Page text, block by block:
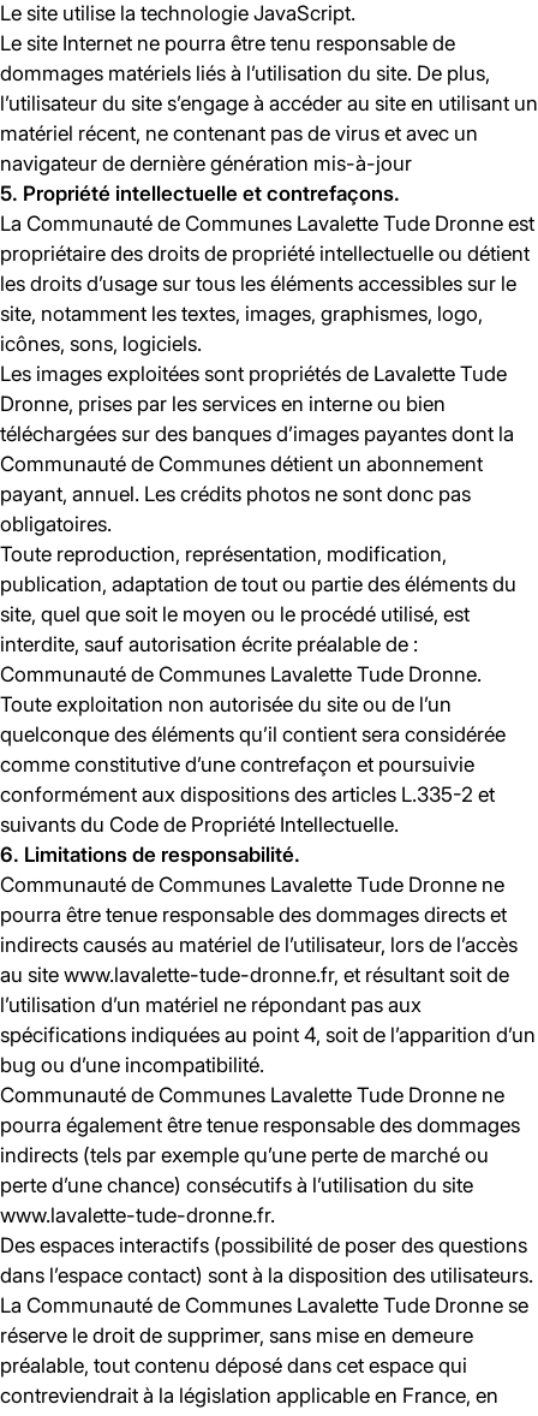
Le site utilise la technologie JavaScript.
Le site Internet ne pourra être tenu responsable de
dommages matériels liés à l’utilisation du site. De plus,
l’utilisateur du site s’engage à accéder au site en utilisant un
matériel récent, ne contenant pas de virus et avec un
navigateur de dernière génération mis-à-jour
5. Propriété intellectuelle et contrefaçons.
La Communauté de Communes Lavalette Tude Dronne est
propriétaire des droits de propriété intellectuelle ou détient
les droits d’usage sur tous les éléments accessibles sur le
site, notamment les textes, images, graphismes, logo,
icônes, sons, logiciels.
Les images exploitées sont propriétés de Lavalette Tude
Dronne, prises par les services en interne ou bien
téléchargées sur des banques d’images payantes dont la
Communauté de Communes détient un abonnement
payant, annuel. Les crédits photos ne sont donc pas
obligatoires.
Toute reproduction, représentation, modification,
publication, adaptation de tout ou partie des éléments du
site, quel que soit le moyen ou le procédé utilisé, est
interdite, sauf autorisation écrite préalable de :
Communauté de Communes Lavalette Tude Dronne.
Toute exploitation non autorisée du site ou de l’un
quelconque des éléments qu’il contient sera considérée
comme constitutive d’une contrefaçon et poursuivie
conformément aux dispositions des articles L.335-2 et
suivants du Code de Propriété Intellectuelle.
6. Limitations de responsabilité.
Communauté de Communes Lavalette Tude Dronne ne
pourra être tenue responsable des dommages directs et
indirects causés au matériel de l’utilisateur, lors de l’accès
au site www.lavalette-tude-dronne.fr, et résultant soit de
l’utilisation d’un matériel ne répondant pas aux
spécifications indiquées au point 4, soit de l’apparition d’un
bug ou d’une incompatibilité.
Communauté de Communes Lavalette Tude Dronne ne
pourra également être tenue responsable des dommages
indirects (tels par exemple qu’une perte de marché ou
perte d’une chance) consécutifs à l’utilisation du site
www.lavalette-tude-dronne.fr.
Des espaces interactifs (possibilité de poser des questions
dans l’espace contact) sont à la disposition des utilisateurs.
La Communauté de Communes Lavalette Tude Dronne se
réserve le droit de supprimer, sans mise en demeure
préalable, tout contenu déposé dans cet espace qui
contreviendrait à la législation applicable en France, en